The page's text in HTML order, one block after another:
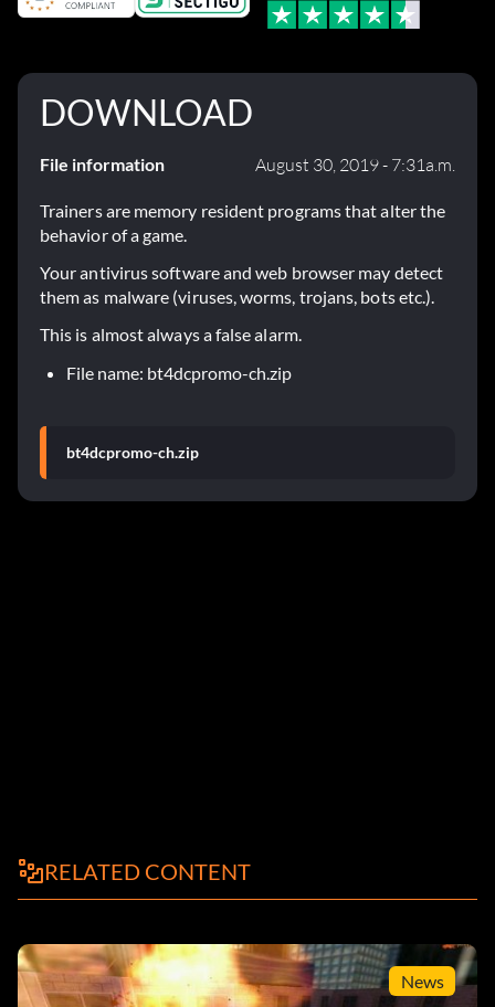
DOWNLOAD
File information August 30, 2019 - 7:31a.m.
Trainers are memory resident programs that alter the
behavior of a game.
Your antivirus software and web browser may detect
them as malware (viruses, worms, trojans, bots etc.).
This is almost always a false alarm.
File name: bt4dcpromo-ch.zip
bt4dcpromo-ch.zip
RELATED CONTENT
News